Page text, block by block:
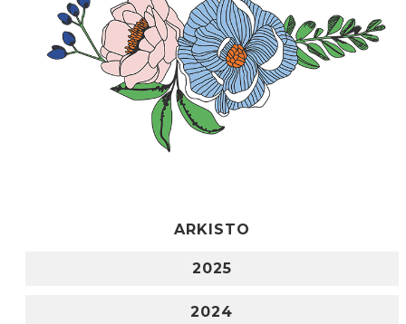
ARKISTO
2025
2024